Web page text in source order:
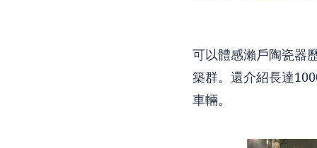
可以體感瀨戶陶瓷器
築群。還介紹長達
車輛。